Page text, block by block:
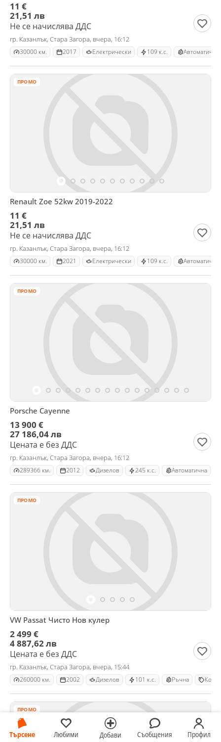
Търсене Любими Добави Съобщения Профил
11 €
21,51 лв
Не се начислява ДДС
гр. Казанлък, Стара Загора, вчера, 16:12
30000 км. 2017 Електрически 109 к.с. Автоматична
ПРОМО
Renault Zoe 52kw 2019-2022
11 €
21,51 лв
Не се начислява ДДС
гр. Казанлък, Стара Загора, вчера, 16:12
30000 км. 2021 Електрически 109 к.с. Автоматична
ПРОМО
Porsche Cayenne
13 900 €
27 186,04 лв
Цената е без ДДС
гр. Казанлък, Стара Загора, вчера, 16:12
289366 км. 2012 Дизелов 245 к.с. Автоматична
ПРОМО
VW Passat Чисто Нов кулер
2 499 €
4 887,62 лв
Цената е без ДДС
гр. Казанлък, Стара Загора, вчера, 15:44
260000 км. 2002 Дизелов 101 к.с. Ръчна
ПРОМО